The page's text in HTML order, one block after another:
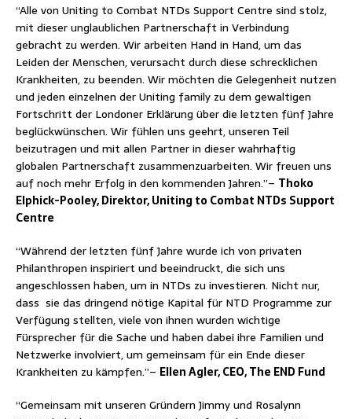
“Alle von Uniting to Combat NTDs Support Centre sind stolz,
mit dieser unglaublichen Partnerschaft in Verbindung
gebracht zu werden. Wir arbeiten Hand in Hand, um das
Leiden der Menschen, verursacht durch diese schrecklichen
Krankheiten, zu beenden. Wir möchten die Gelegenheit nutzen
und jeden einzelnen der Uniting family zu dem gewaltigen
Fortschritt der Londoner Erklärung über die letzten fünf Jahre
beglückwünschen. Wir fühlen uns geehrt, unseren Teil
beizutragen und mit allen Partner in dieser wahrhaftig
globalen Partnerschaft zusammenzuarbeiten. Wir freuen uns
auf noch mehr Erfolg in den kommenden Jahren.”– Thoko
Elphick-Pooley, Direktor, Uniting to Combat NTDs Support
Centre
“Während der letzten fünf Jahre wurde ich von privaten
Philanthropen inspiriert und beeindruckt, die sich uns
angeschlossen haben, um in NTDs zu investieren. Nicht nur,
dass sie das dringend nötige Kapital für NTD Programme zur
Verfügung stellten, viele von ihnen wurden wichtige
Fürsprecher für die Sache und haben dabei ihre Familien und
Netzwerke involviert, um gemeinsam für ein Ende dieser
Krankheiten zu kämpfen.”– Ellen Agler, CEO, The END Fund
“Gemeinsam mit unseren Gründern Jimmy und Rosalynn